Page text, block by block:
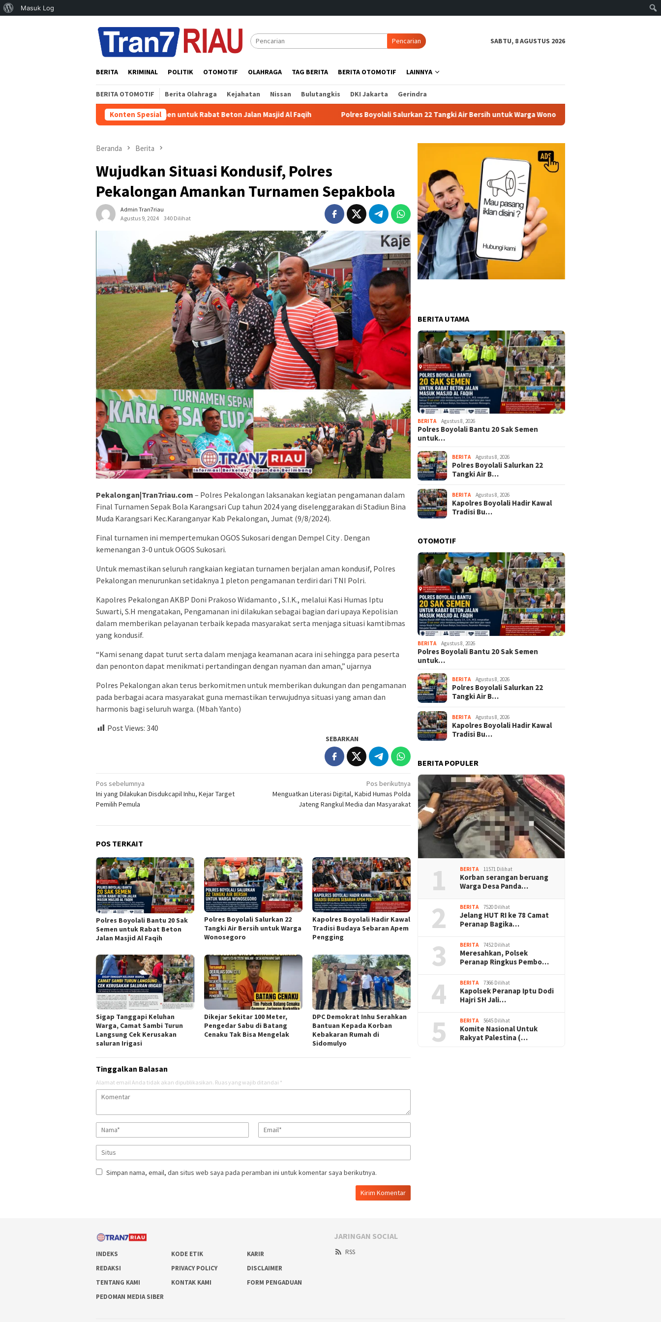
Tentang
Masuk Log
Pencarian SABTU, 8 AGUSTUS 2026
BERITA KRIMINAL POLITIK OTOMOTIF OLAHRAGA TAG BERITA BERITA OTOMOTIF LAINNYA
BERITA OTOMOTIF Berita Olahraga Kejahatan Nissan Bulutangkis DKI Jakarta Gerindra
Konten Spesial
Polres Boyolali Bantu 20 Sak Semen untuk Rabat Beton Jalan Masjid Al Faqih Polres Boyolali Salurkan 22 Tangki Air Bersih untuk Warga Wonosegoro
Beranda Berita
Wujudkan Situasi Kondusif, Polres
Pekalongan Amankan Turnamen Sepakbola
Admin Tran7riau
Agustus 9, 2024
340 Dilihat
Pekalongan|Tran7riau.com – Polres Pekalongan laksanakan kegiatan pengamanan dalam
Final Turnamen Sepak Bola Karangsari Cup tahun 2024 yang diselenggarakan di Stadiun Bina
Muda Karangsari Kec.Karanganyar Kab Pekalongan, Jumat (9/8/2024).
Final turnamen ini mempertemukan OGOS Sukosari dengan Dempel City . Dengan
kemenangan 3-0 untuk OGOS Sukosari.
Untuk memastikan seluruh rangkaian kegiatan turnamen berjalan aman kondusif, Polres
Pekalongan menurunkan setidaknya 1 pleton pengamanan terdiri dari TNI Polri.
Kapolres Pekalongan AKBP Doni Prakoso Widamanto , S.I.K., melalui Kasi Humas Iptu
Suwarti, S.H mengatakan, Pengamanan ini dilakukan sebagai bagian dari upaya Kepolisian
dalam memberikan pelayanan terbaik kepada masyarakat serta menjaga situasi kamtibmas
yang kondusif.
“Kami senang dapat turut serta dalam menjaga keamanan acara ini sehingga para peserta
dan penonton dapat menikmati pertandingan dengan nyaman dan aman,” ujarnya
Polres Pekalongan akan terus berkomitmen untuk memberikan dukungan dan pengamanan
pada berbagai acara masyarakat guna memastikan terwujudnya situasi yang aman dan
harmonis bagi seluruh warga. (Mbah Yanto)
Post Views: 340
SEBARKAN
Navigasi
pos
Pos sebelumnya
Ini yang Dilakukan Disdukcapil Inhu, Kejar Target
Pemilih Pemula
Pos berikutnya
Menguatkan Literasi Digital, Kabid Humas Polda
Jateng Rangkul Media dan Masyarakat
POS TERKAIT
Polres Boyolali Bantu 20 Sak
Semen untuk Rabat Beton
Jalan Masjid Al Faqih
Polres Boyolali Salurkan 22
Tangki Air Bersih untuk Warga
Wonosegoro
Kapolres Boyolali Hadir Kawal
Tradisi Budaya Sebaran Apem
Pengging
Sigap Tanggapi Keluhan
Warga, Camat Sambi Turun
Langsung Cek Kerusakan
saluran Irigasi
Dikejar Sekitar 100 Meter,
Pengedar Sabu di Batang
Cenaku Tak Bisa Mengelak
DPC Demokrat Inhu Serahkan
Bantuan Kepada Korban
Kebakaran Rumah di
Sidomulyo
Tinggalkan Balasan
Alamat email Anda tidak akan dipublikasikan. Ruas yang wajib ditandai *
Simpan nama, email, dan situs web saya pada peramban ini untuk komentar saya berikutnya.
BERITA UTAMA
BERITA Agustus 8, 2026
Polres Boyolali Bantu 20 Sak Semen
untuk…
BERITA Agustus 8, 2026
Polres Boyolali Salurkan 22
Tangki Air B…
BERITA Agustus 8, 2026
Kapolres Boyolali Hadir Kawal
Tradisi Bu…
OTOMOTIF
BERITA Agustus 8, 2026
Polres Boyolali Bantu 20 Sak Semen
untuk…
BERITA Agustus 8, 2026
Polres Boyolali Salurkan 22
Tangki Air B…
BERITA Agustus 8, 2026
Kapolres Boyolali Hadir Kawal
Tradisi Bu…
BERITA POPULER
1 BERITA 11571 Dilihat
Korban serangan beruang
Warga Desa Panda…
2 BERITA 7520 Dilihat
Jelang HUT RI ke 78 Camat
Peranap Bagika…
3 BERITA 7452 Dilihat
Meresahkan, Polsek
Peranap Ringkus Pembo…
4 BERITA 7366 Dilihat
Kapolsek Peranap Iptu Dodi
Hajri SH Jali…
5 BERITA 5645 Dilihat
Komite Nasional Untuk
Rakyat Palestina (…
INDEKS KODE ETIK
KARIR
REDAKSI
PRIVACY POLICY
DISCLAIMER
TENTANG KAMI
KONTAK KAMI
FORM PENGADUAN
PEDOMAN MEDIA SIBER
JARINGAN SOCIAL
RSS